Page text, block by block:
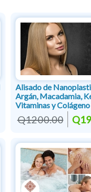
Alisado de
Argán, Macadamia,
Vitaminas y Colágeno
Q1200.00